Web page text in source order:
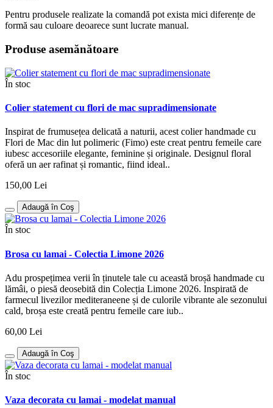
Pentru produsele realizate la comandă pot exista mici diferențe de
formă sau culoare deoarece sunt lucrate manual.
Produse asemănătoare
În stoc
Colier statement cu flori de mac supradimensionate
Inspirat de frumusețea delicată a naturii, acest colier handmade cu
Flori de Mac din lut polimeric (Fimo) este creat pentru femeile care
iubesc accesoriile elegante, feminine și originale. Designul floral
oferă un aer rafinat și romantic, fiind ideal..
150,00 Lei
Adaugă în Coş
În stoc
Brosa cu lamai - Colectia Limone 2026
Adu prospețimea verii în ținutele tale cu această broșă handmade cu
lămâi, o piesă deosebită din Colecția Limone 2026. Inspirată de
farmecul livezilor mediteraneene și de culorile vibrante ale sezonului
cald, broșa este creată pentru femeile care iub..
60,00 Lei
Adaugă în Coş
În stoc
Vaza decorata cu lamai - modelat manual